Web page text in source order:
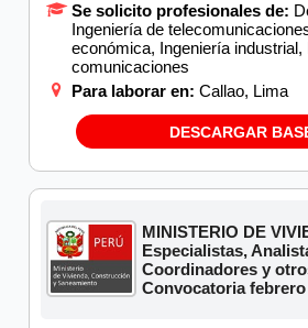
Se solicito profesionales de:
Ingeniería de
económica, Ingeniería industrial,
comunicaciones
Para laborar en: Callao, Lima
DESCARGAR
MINISTERIO DE
Especialistas,
Coordinadores y
Convocatoria febrero